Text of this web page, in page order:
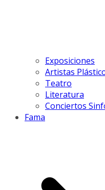
Exposiciones
Artistas
Teatro
Literatura
Conciertos
Fama